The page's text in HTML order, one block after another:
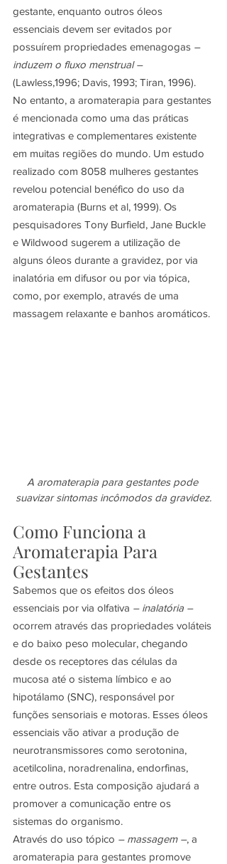
gestante, enquanto outros óleos
essenciais devem ser evitados por
possuírem propriedades emenagogas –
induzem o fluxo menstrual –
(Lawless,1996; Davis, 1993; Tiran, 1996).
No entanto, a aromaterapia para gestantes
é mencionada como uma das práticas
integrativas e complementares existente
em muitas regiões do mundo. Um estudo
realizado com 8058 mulheres gestantes
revelou potencial benéfico do uso da
aromaterapia (Burns et al, 1999). Os
pesquisadores Tony Burfield, Jane Buckle
e Wildwood sugerem a utilização de
alguns óleos durante a gravidez, por via
inalatória em difusor ou por via tópica,
como, por exemplo, através de uma
massagem relaxante e banhos aromáticos.
A aromaterapia para gestantes pode
suavizar sintomas incômodos da gravidez.
Como Funciona a
Aromaterapia Para
Gestantes
Sabemos que os efeitos dos óleos
essenciais por via olfativa – inalatória –
ocorrem através das propriedades voláteis
e do baixo peso molecular, chegando
desde os receptores das células da
mucosa até o sistema límbico e ao
hipotálamo (SNC), responsável por
funções sensoriais e motoras. Esses óleos
essenciais vão ativar a produção de
neurotransmissores como serotonina,
acetilcolina, noradrenalina, endorfinas,
entre outros. Esta composição ajudará a
promover a comunicação entre os
sistemas do organismo.
Através do uso tópico – massagem –, a
aromaterapia para gestantes promove